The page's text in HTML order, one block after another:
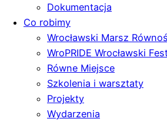
Dokumentacja
Co robimy
Wrocławski Marsz
WroPRIDE Wrocławski
Równe Miejsce
Szkolenia i warsztaty
Projekty
Wydarzenia